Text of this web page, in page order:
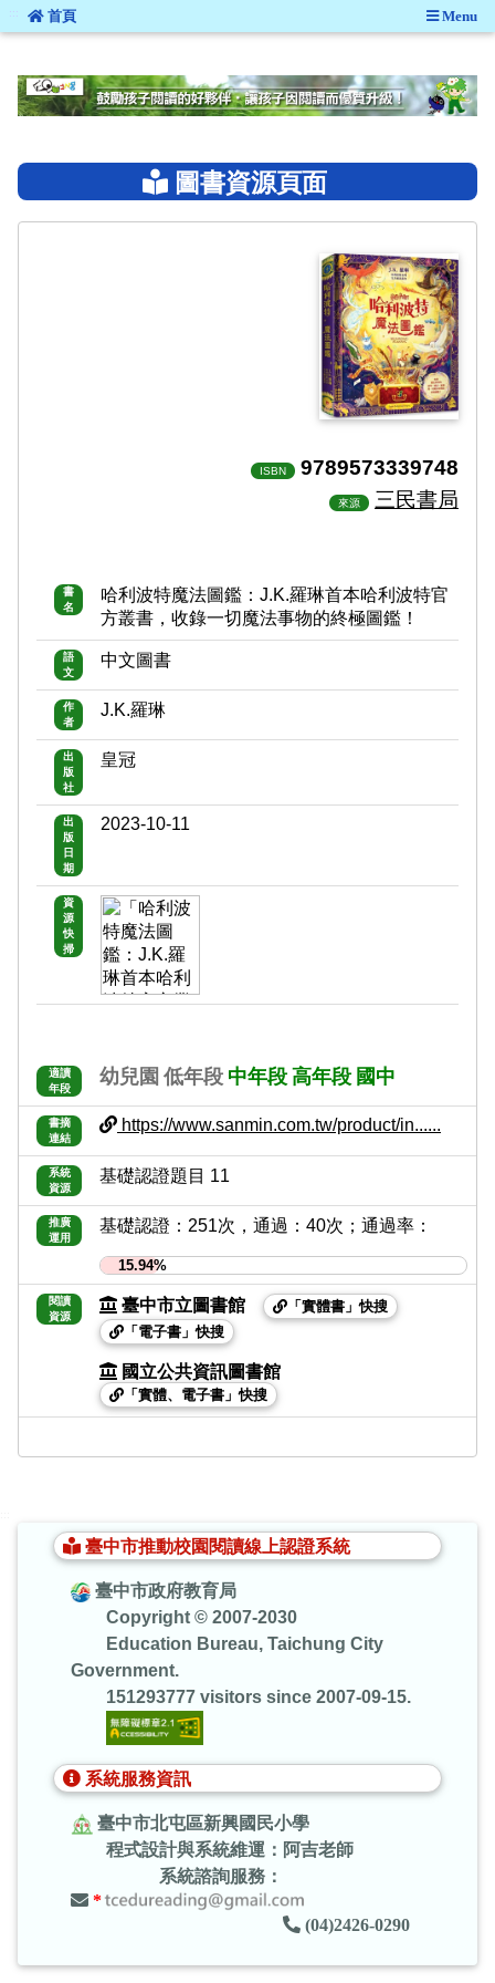
::: 首頁 Menu
圖書資源頁面
ISBN 9789573339748
來源 三民書局
書
名
哈利波特魔法圖鑑：J.K.羅琳首本哈利波特官
方叢書，收錄一切魔法事物的終極圖鑑！
語
文
中文圖書
作
者
J.K.羅琳
出
版
社
皇冠
出
版
日
期
2023-10-11
資
源
快
掃
適讀
年段
幼兒園 低年段 中年段 高年段 國中
書摘
連結
https://www.sanmin.com.tw/product/in......
系統
資源
基礎認證題目 11
推廣
運用
基礎認證：251次，通過：40次；通過率：
15.94%
閱讀
資源
臺中市立圖書館
「實體書」快搜
「電子書」快搜
國立公共資訊圖書館
「實體、電子書」快搜
臺中市推動校園閱讀線上認證系統
臺中市政府教育局
Copyright © 2007-2030
Education Bureau, Taichung City
Government.
151293777 visitors since 2007-09-15.
系統服務資訊
臺中市北屯區新興國民小學
程式設計與系統維運：阿吉老師
系統諮詢服務：
*
(04)2426-0290